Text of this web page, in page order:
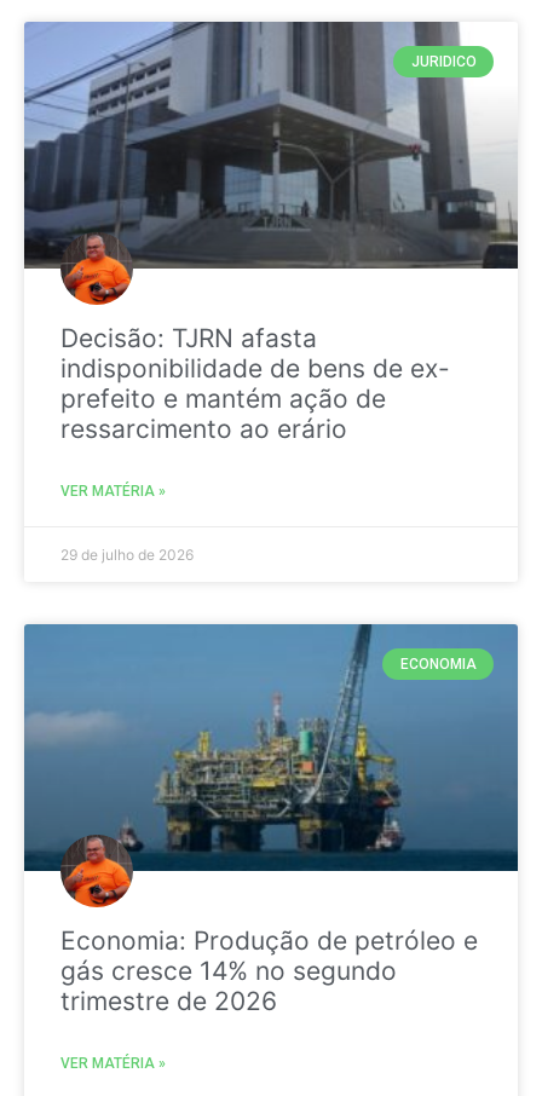
JURIDICO
Decisão: TJRN afasta
indisponibilidade de bens de ex-
prefeito e mantém ação de
ressarcimento ao erário
VER MATÉRIA »
29 de julho de 2026
ECONOMIA
Economia: Produção de petróleo e
gás cresce 14% no segundo
trimestre de 2026
VER MATÉRIA »